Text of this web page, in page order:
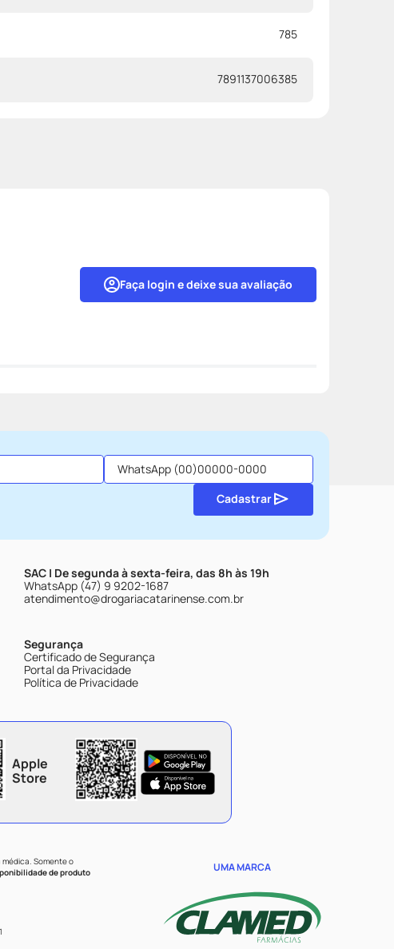
785
7891137006385
Faça login e deixe sua avaliação
Cadastrar
SAC | De segunda à sexta-feira, das 8h às 19h
WhatsApp (47) 9 9202-1687
atendimento@drogariacatarinense.com.br
Segurança
Certificado de Segurança
Portal da Privacidade
Política de Privacidade
Apple
Store
Somente o
de produto
UMA MARCA